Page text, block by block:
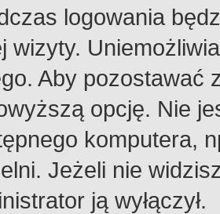
logowania
wizyty.
Aby pozostawać
opcję. Nie
komputera,
Jeżeli nie
ją wyłączył.